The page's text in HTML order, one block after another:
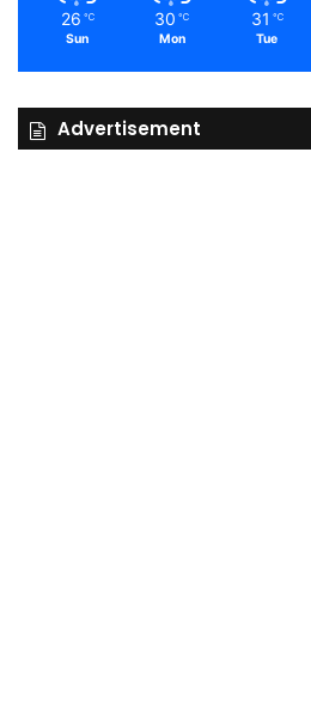
26 ℃
Sun
30 ℃
Mon
31 ℃
Tue
Advertisement